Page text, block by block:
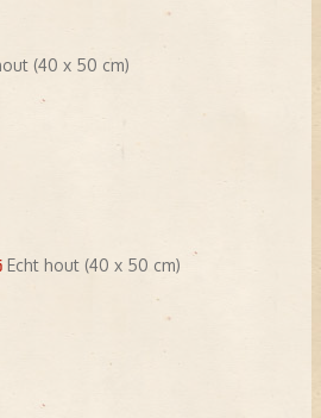
(40 x 50 cm)
Echt hout (40 x 50 cm)